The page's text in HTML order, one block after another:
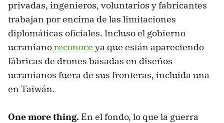
privadas, ingenieros, voluntarios y fabricantes
trabajan por encima de las limitaciones
diplomáticas oficiales. Incluso el gobierno
ucranianoreconoce ya que están apareciendo
fábricas de drones basadas en diseños
ucranianos fuera de sus fronteras, incluida una
en Taiwán.
One more thing. En el fondo, lo que la guerra